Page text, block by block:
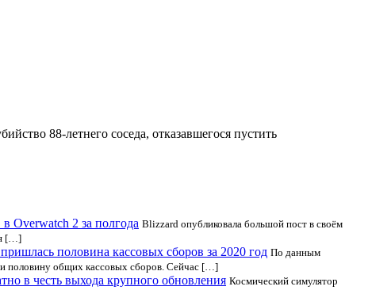
88-летнего соседа, отказавшегося пустить
Overwatch 2 за полгода Blizzard опубликовала большой пост в своём
[…]
половина кассовых сборов за 2020 год По данным
половину общих кассовых сборов. Сейчас […]
в честь выхода крупного обновления Космический симулятор